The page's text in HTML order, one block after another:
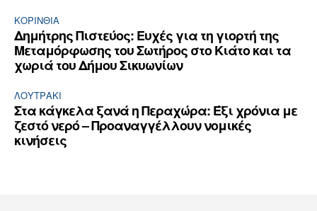
ΚΟΡΙΝΘΊΑ
Δημήτρης Πιστεύος: Ευχές για τη γιορτή της
Μεταμόρφωσης του Σωτήρος στο Κιάτο και τα
χωριά του Δήμου Σικυωνίων
ΛΟΥΤΡΆΚΙ
Στα κάγκελα ξανά η Περαχώρα: Έξι χρόνια με
ζεστό νερό – Προαναγγέλλουν νομικές
κινήσεις